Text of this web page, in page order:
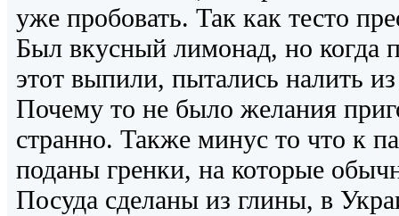
уже пробовать. Так как тесто
Был вкусный лимонад, но когда
этот выпили, пытались налить
Почему то не было желания
странно. Также минус то что к
поданы гренки, на которые
Посуда сделаны из глины, в